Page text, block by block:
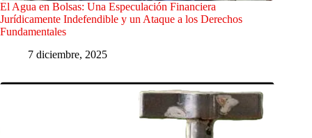
El Agua en Bolsas: Una Especulación Financiera
Jurídicamente Indefendible y un Ataque a los Derechos
Fundamentales
7 diciembre, 2025